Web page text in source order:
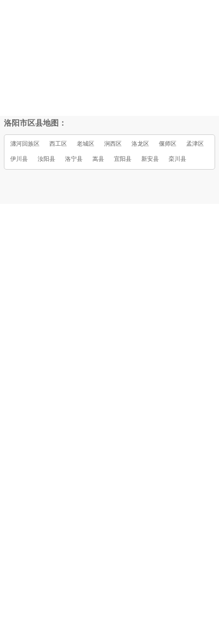
洛阳市区县地图：
瀍河回族区 西工区 老城区 涧西区 洛龙区 偃师区 孟津区
伊川县 汝阳县 洛宁县 嵩县 宜阳县 新安县 栾川县